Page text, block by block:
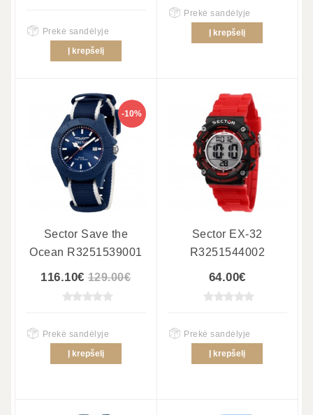
Prekė sandėlyje
Į krepšelį
Prekė sandėlyje
Į krepšelį
-10%
Sector Save the
Ocean R3251539001
116.10€ 129.00€
Prekė sandėlyje
Į krepšelį
Sector EX-32
R3251544002
64.00€
Prekė sandėlyje
Į krepšelį